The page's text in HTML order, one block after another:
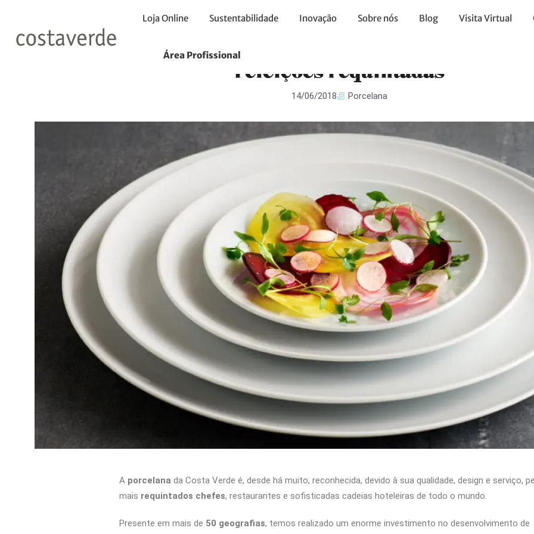
Loja Online Sustentabilidade Inovação Sobre nós Blog Visita Virtual
Área Profissional
Porcelana Costa Verde: Opções para
14/06/2018 Porcelana
A porcelana da Costa Verde é, desde há muito, reconhecida, devido à sua qualidade, design e serviço,
mais requintados chefes, restaurantes e sofisticadas cadeias hoteleiras de todo o mundo.
Presente em mais de 50 geografias, temos realizado um enorme investimento no desenvolvimento de